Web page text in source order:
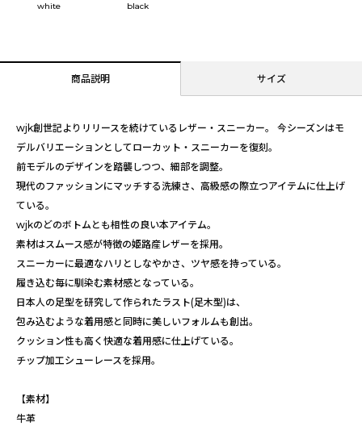
white black
商品説明 サイズ
wjk創世記よりリリースを続けているレザー・スニーカー。 今シーズンはモ
デルバリエーションとしてローカット・スニーカーを復刻。
前モデルのデザインを踏襲しつつ、細部を調整。
現代のファッションにマッチする洗練さ、高級感の際立つアイテムに仕上げ
ている。
wjkのどのボトムとも相性の良い本アイテム。
素材はスムース感が特徴の姫路産レザーを採用。
スニーカーに最適なハリとしなやかさ、ツヤ感を持っている。
履き込む毎に馴染む素材感となっている。
日本人の足型を研究して作られたラスト(足木型)は、
包み込むような着用感と同時に美しいフォルムも創出。
クッション性も高く快適な着用感に仕上げている。
チップ加工シューレースを採用。
【素材】
牛革